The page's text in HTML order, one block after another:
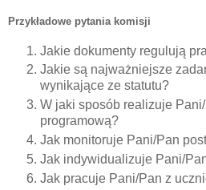
Przykładowe pytania komisji
Jakie dokumenty regulują
Jakie są najważniejsze
wynikające ze statutu?
W jaki sposób realizuje
programową?
Jak monitoruje Pani/Pan
Jak indywidualizuje Pani/
Jak pracuje Pani/Pan z